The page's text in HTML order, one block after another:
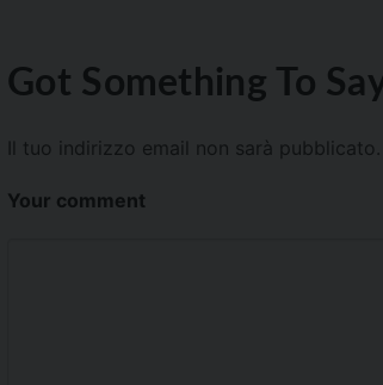
Got Something To
Il tuo indirizzo email non sarà pubblicato.
Your comment